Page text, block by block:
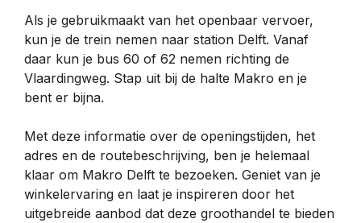
Als je gebruikmaakt van het openbaar vervoer,
kun je de trein nemen naar station Delft. Vanaf
daar kun je bus 60 of 62 nemen richting de
Vlaardingweg. Stap uit bij de halte Makro en je
bent er bijna.
Met deze informatie over de openingstijden, het
adres en de routebeschrijving, ben je helemaal
klaar om Makro Delft te bezoeken. Geniet van je
winkelervaring en laat je inspireren door het
uitgebreide aanbod dat deze groothandel te bieden